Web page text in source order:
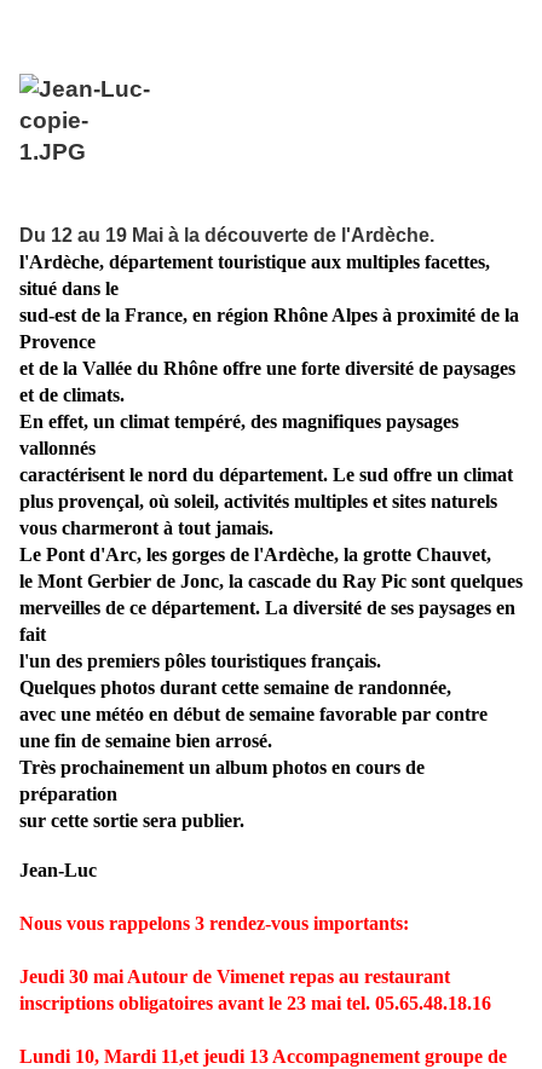
Du 12 au 19 Mai à la découverte de l'Ardèche.
l'Ardèche, département touristique aux multiples facettes,
situé dans le
sud-est de la France, en région Rhône Alpes à proximité de la
Provence
et de la Vallée du Rhône offre une forte diversité de paysages
et de climats.
En effet, un climat tempéré, des magnifiques paysages
vallonnés
caractérisent le nord du département. Le sud offre un climat
plus provençal, où soleil, activités multiples et sites naturels
vous charmeront à tout jamais.
Le Pont d'Arc, les gorges de l'Ardèche, la grotte Chauvet,
le Mont Gerbier de Jonc, la cascade du Ray Pic sont quelques
merveilles de ce département. La diversité de ses paysages en
fait
l'un des premiers pôles touristiques français.
Quelques photos durant cette semaine de randonnée,
avec une météo en début de semaine favorable par contre
une fin de semaine bien arrosé.
Très prochainement un album photos en cours de
préparation
sur cette sortie sera publier.
Jean-Luc
Nous vous rappelons 3 rendez-vous importants:
Jeudi 30 mai Autour de Vimenet repas au restaurant
inscriptions obligatoires avant le 23 mai tel. 05.65.48.18.16
Lundi 10, Mardi 11,et jeudi 13 Accompagnement groupe de